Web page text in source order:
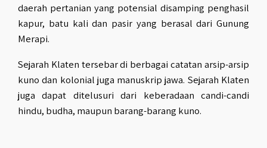
daerah pertanian yang potensial disamping penghasil
kapur, batu kali dan pasir yang berasal dari Gunung
Merapi.
Sejarah Klaten tersebar di berbagai catatan arsip-arsip
kuno dan kolonial juga manuskrip jawa. Sejarah Klaten
juga dapat ditelusuri dari keberadaan candi-candi
hindu, budha, maupun barang-barang kuno.